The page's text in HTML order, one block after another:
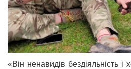
«Він ненавидів бездіяльність і